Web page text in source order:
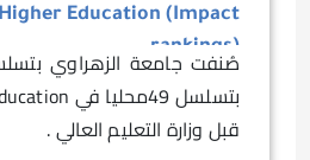
Education (Impact
rankings)
صُنفت
قبل وزارة التعليم العالي .